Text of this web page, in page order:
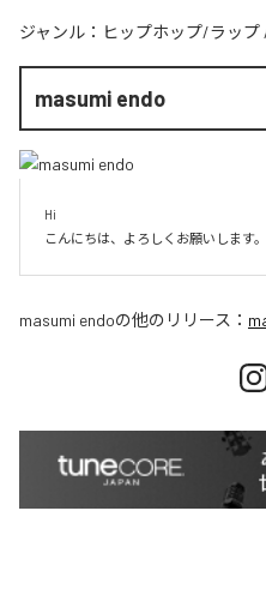
ジャンル： ヒップホップ/ラップ
masumi endo
Hi
こんにちは、よろしくお願いします。
masumi endoの他のリリース：